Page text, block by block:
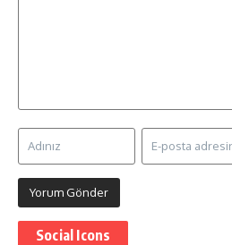
Social Icons